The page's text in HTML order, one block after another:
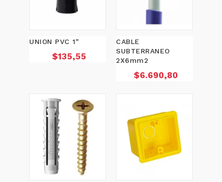
UNION PVC 1"
Precio
$135,55
CABLE
SUBTERRANEO
2X6mm2
Precio
$6.690,80